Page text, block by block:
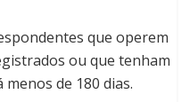
que operem
ou que tenham
de 180 dias.